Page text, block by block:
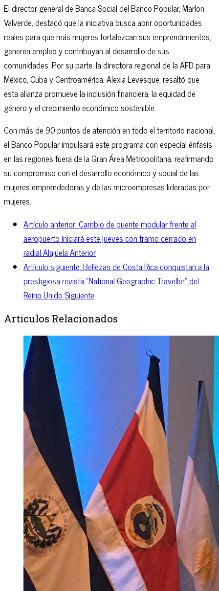
El director general de Banca Social del Banco Popular, Marlon
Valverde, destacó que la iniciativa busca abrir oportunidades
reales para que más mujeres fortalezcan sus emprendimientos,
generen empleo y contribuyan al desarrollo de sus
comunidades. Por su parte, la directora regional de la AFD para
México, Cuba y Centroamérica, Alexia Levesque, resaltó que
esta alianza promueve la inclusión financiera, la equidad de
género y el crecimiento económico sostenible.
Con más de 90 puntos de atención en todo el territorio nacional,
el Banco Popular impulsará este programa con especial énfasis
en las regiones fuera de la Gran Área Metropolitana, reafirmando
su compromiso con el desarrollo económico y social de las
mujeres emprendedoras y de las microempresas lideradas por
mujeres.
Artículo anterior: Cambio de puente modular frente al
aeropuerto iniciará este jueves con tramo cerrado en
radial AlajuelaAnterior
Artículo siguiente: Bellezas de Costa Rica conquistan a la
prestigiosa revista “National Geographic Traveller” del
Reino UnidoSiguiente
Articulos Relacionados